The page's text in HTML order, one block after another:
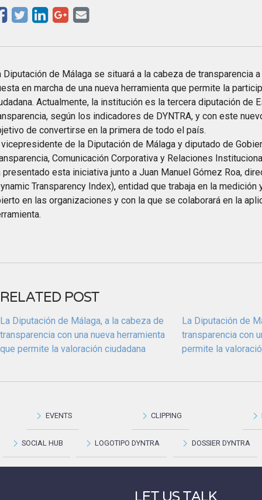
EVENTS CLIPPING
SOCIAL HUB LOGOTIPO DYNTRA DOSSIER DYNTRA
Diputación de Málaga se situará a la cabeza de transparencia
en marcha de una nueva herramienta que permite la
Actualmente, la institución es la tercera diputación de
según los indicadores de DYNTRA, y con este
de convertirse en la primera de todo el país.
vicepresidente de la Diputación de Málaga y diputado de
Comunicación Corporativa y Relaciones
presentado esta iniciativa junto a Juan Manuel Gómez Roa,
Transparency Index), entidad que trabaja en la
en las organizaciones y con la que se colaborará en la
RELATED POST
La Diputación de Málaga, a la cabeza de
transparencia con una nueva herramienta
que permite la valoración ciudadana
La Diputación de
transparencia con
permite la
LET US TALK